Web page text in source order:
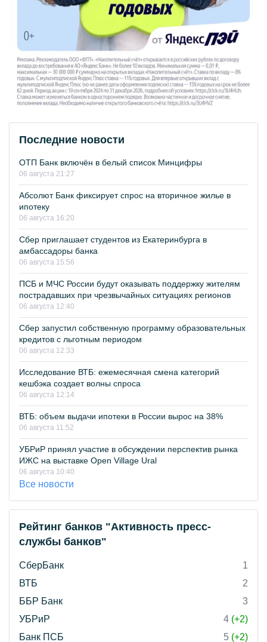
Последние новости
ОТП Банк включён в белый список Минцифры
06 августа 21:27
Абсолют Банк фиксирует спрос на вторичное жилье в
ипотеку
06 августа 16:20
Сбер приглашает студентов из Екатеринбурга в
амбассадоры банка
06 августа 15:56
ПСБ и МЧС России будут оказывать поддержку жителям
пострадавших при чрезвычайных ситуациях регионов
06 августа 12:40
Сбер запустил собственную программу образовательных
кредитов с льготным периодом
06 августа 12:33
Исследование ВТБ: ежемесячная смена категорий
кешбэка создает волны спроса
06 августа 12:14
ВТБ: объем выдачи ипотеки в России вырос на 38%
06 августа 11:52
УБРиР принял участие в обсуждении перспектив рынка
ИЖС на выставке Open Village Ural
06 августа 10:40
Все новости
Рейтинг банков "Активность пресс-
службы банков"
СберБанк
1
ВТБ
2
ББР Банк
3
УБРиР
4 (+2)
Банк ПСБ
5 (+2)